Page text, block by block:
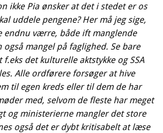
ikke Pia ønsker at det i stedet er os
uddele pengene? Her må jeg sige,
endnu værre, både ift manglende
mangel på faglighed. Se bare
det kulturelle aktstykke og SSA
Alle ordførere forsøger at hive
til egen kreds eller til dem de har
med, selvom de fleste har meget
og ministerierne mangler det store
også det er dybt kritisabelt at læse